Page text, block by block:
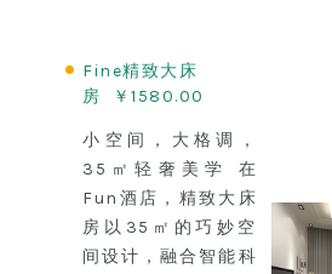
Fine精致大床
房 ￥1580.00
小空间，大格调，
35㎡轻奢美学 在
Fun酒店，精致大床
房以35㎡的巧妙空
间设计，融合智能科